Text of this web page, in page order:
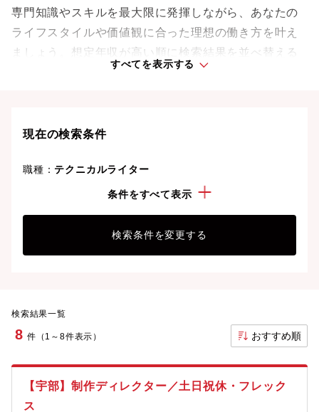
専門知識やスキルを最大限に発揮しながら、あなたの
ライフスタイルや価値観に合った理想の働き方を叶え
ましょう。想定年収が高い順に検索結果を並べ替える
すべてを表示する
現在の検索条件
職種： テクニカルライター
300万円以上条件をすべて表示
検索条件を変更する
検索結果一覧
8 件（1～8件表示） おすすめ順
【宇部】制作ディレクター／土日祝休・フレック
ス